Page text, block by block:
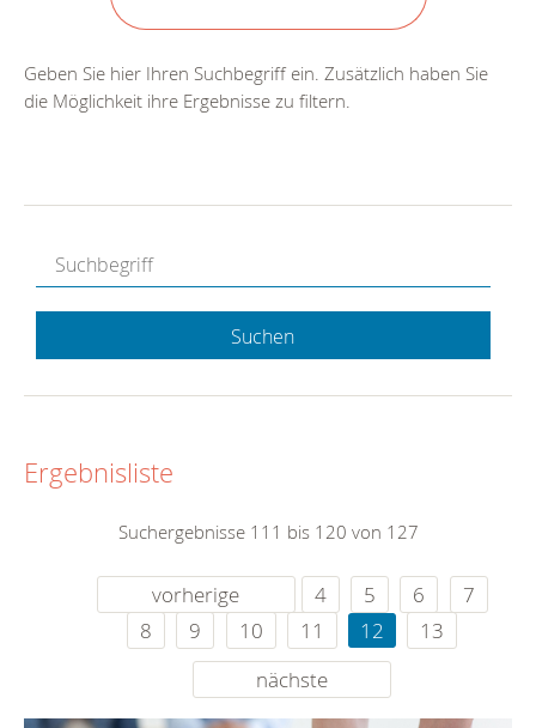
Geben Sie hier Ihren Suchbegriff ein. Zusätzlich haben Sie
die Möglichkeit ihre Ergebnisse zu filtern.
Suchen
Ergebnisliste
Suchergebnisse 111 bis 120 von 127
vorherige 4 5 6
7
8
9 10 11 12
13
nächste